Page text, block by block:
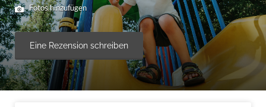
Fotos hinzufügen
Eine Rezension schreiben